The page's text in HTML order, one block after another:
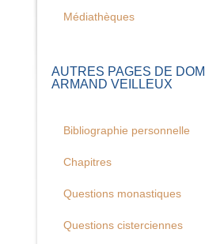
Médiathèques
AUTRES PAGES DE DOM
ARMAND VEILLEUX
Bibliographie personnelle
Chapitres
Questions monastiques
Questions cisterciennes